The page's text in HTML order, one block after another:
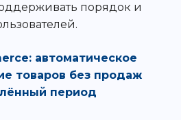
порядок и
автоматическое
товаров без продаж
период